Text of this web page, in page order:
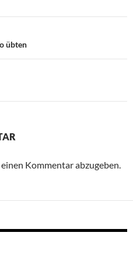
übten
einen Kommentar abzugeben.